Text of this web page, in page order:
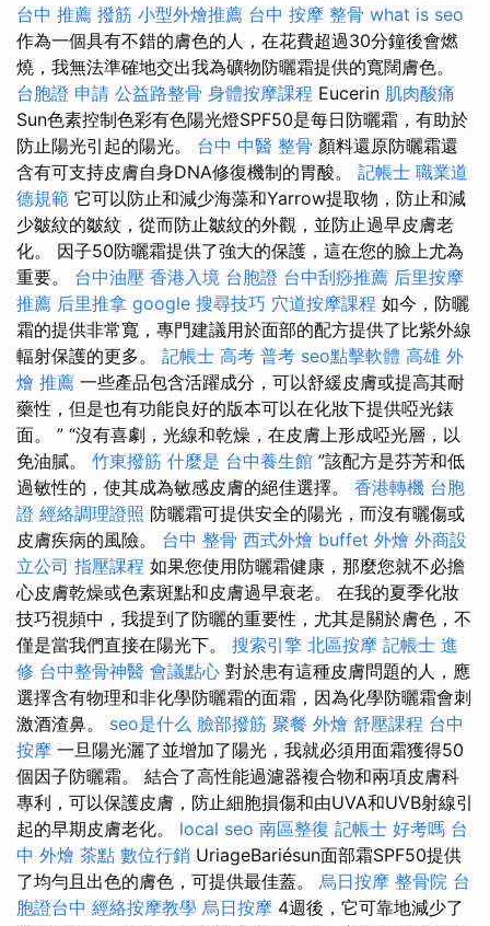
台中 推薦 撥筋 小型外燴推薦 台中 按摩 整骨 what is seo
作為一個具有不錯的膚色的人，在花費超過30分鐘後會燃
燒，我無法準確地交出我為礦物防曬霜提供的寬闊膚色。
台胞證 申請 公益路整骨 身體按摩課程 Eucerin 肌肉酸痛
Sun色素控制色彩有色陽光燈SPF50是每日防曬霜，有助於
防止陽光引起的陽光。 台中 中醫 整骨 顏料還原防曬霜還
含有可支持皮膚自身DNA修復機制的胃酸。 記帳士 職業道
德規範 它可以防止和減少海藻和Yarrow提取物，防止和減
少皺紋的皺紋，從而防止皺紋的外觀，並防止過早皮膚老
化。 因子50防曬霜提供了強大的保護，這在您的臉上尤為
重要。 台中油壓 香港入境 台胞證 台中刮痧推薦 后里按摩
推薦 后里推拿 google 搜尋技巧 穴道按摩課程 如今，防曬
霜的提供非常寬，專門建議用於面部的配方提供了比紫外線
輻射保護的更多。 記帳士 高考 普考 seo點擊軟體 高雄 外
燴 推薦 一些產品包含活躍成分，可以舒緩皮膚或提高其耐
藥性，但是也有功能良好的版本可以在化妝下提供啞光錶
面。 ” “沒有喜劇，光線和乾燥，在皮膚上形成啞光層，以
免油膩。 竹東撥筋 什麼是 台中養生館 ”該配方是芬芳和低
過敏性的，使其成為敏感皮膚的絕佳選擇。 香港轉機 台胞
證 經絡調理證照 防曬霜可提供安全的陽光，而沒有曬傷或
皮​​膚疾病的風險。 台中 整骨 西式外燴 buffet 外燴 外商設
立公司 指壓課程 如果您使用防曬霜健康，那麼您就不必擔
心皮膚乾燥或色素斑點和皮膚過早衰老。 在我的夏季化妝
技巧視頻中，我提到了防曬的重要性，尤其是關於膚色，不
僅是當我們直接在陽光下。 搜索引擎 北區按摩 記帳士 進
修 台中整骨神醫 會議點心 對於患有這種皮膚問題的人，應
選擇含有物理和非化學防曬霜的面霜，因為化學防曬霜會刺
激酒渣鼻。 seo是什么 臉部撥筋 聚餐 外燴 舒壓課程 台中
按摩 一旦陽光灑了並增加了陽光，我就必須用面霜獲得50
個因子防曬霜。 結合了高性能過濾器複合物和兩項皮膚科
專利，可以保護皮膚，防止細胞損傷和由UVA和UVB射線引
起的早期皮膚老化。 local seo 南區整復 記帳士 好考嗎 台
中 外燴 茶點 數位行銷 UriageBariésun面部霜SPF50提供
了均勻且出色的膚色，可提供最佳蓋。 烏日按摩 整骨院 台
胞證台中 經絡按摩教學 烏日按摩 4週後，它可靠地減少了